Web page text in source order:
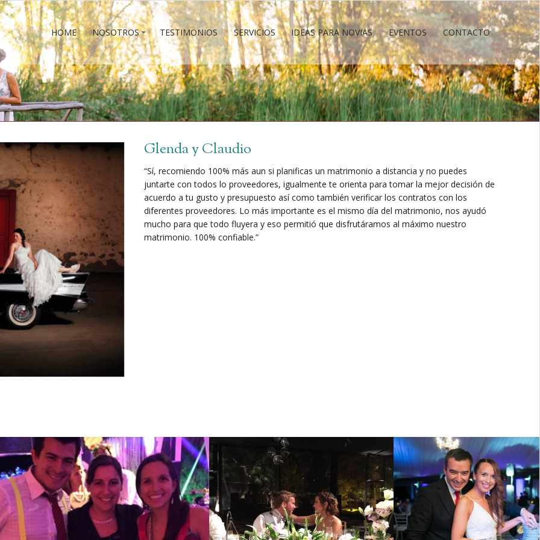
HOME NOSOTROS TESTIMONIOS SERVICIOS IDEAS PARA NOVIAS EVENTOS CONTACTO
Glenda y Claudio
“Sí, recomiendo 100% más aun si planificas un matrimonio a distancia y no puedes
juntarte con todos lo proveedores, igualmente te orienta para tomar la mejor decisión de
acuerdo a tu gusto y presupuesto así como también verificar los contratos con los
diferentes proveedores. Lo más importante es el mismo día del matrimonio, nos ayudó
mucho para que todo fluyera y eso permitió que disfrutáramos al máximo nuestro
matrimonio. 100% confiable.”